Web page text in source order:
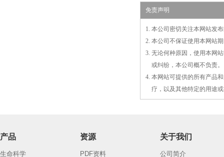
免责声明
1. 本公司密切关注本网站发
2. 本公司不保证使用本网站
3. 无论何种原因，使用本网
或纠纷，本公司概不负责。
4. 本网站可提供的所有产品
疗，以及其他特定的用途
产品
生命科学
资源
PDF资料
关于我们
公司简介